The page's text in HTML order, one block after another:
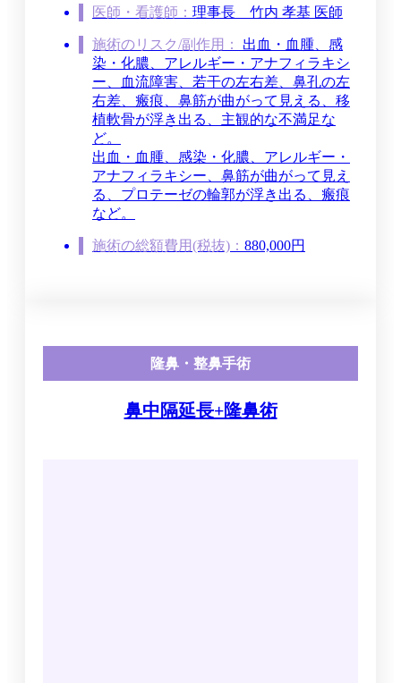
医師・看護師： 理事長 竹内 孝基 医師
施術のリスク/副作用：
出血・血腫、感
染・化膿、アレルギー・アナフィラキシ
ー、血流障害、若干の左右差、鼻孔の左
右差、瘢痕、鼻筋が曲がって見える、移
植軟骨が浮き出る、主観的な不満足な
ど。
出血・血腫、感染・化膿、アレルギー・
アナフィラキシー、鼻筋が曲がって見え
る、プロテーゼの輪郭が浮き出る、瘢痕
など。
施術の総額費用(税抜)： 880,000円
隆鼻・整鼻手術
鼻中隔延長+隆鼻術